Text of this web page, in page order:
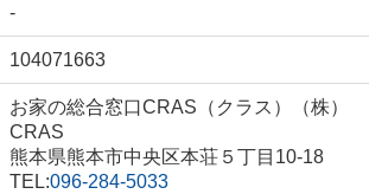
-
104071663
お家の総合窓口CRAS（クラス）（株）
CRAS
熊本県熊本市中央区本荘５丁目10-18
TEL:096-284-5033